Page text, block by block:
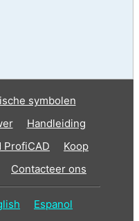
symbolen
Handleiding
ProfiCAD
Koop
Contacteer ons
Espanol